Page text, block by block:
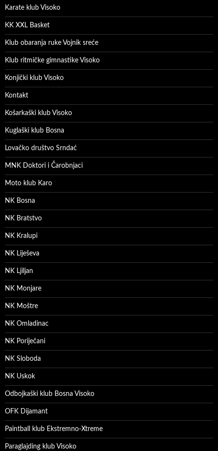
Karate klub Visoko
KK XXL Basket
Klub obaranja ruke Vojnik sreće
Klub ritmičke gimnastike Visoko
Konjički klub Visoko
Kontakt
Košarkaški klub Visoko
Kuglaški klub Bosna
Lovačko društvo Srndać
MNK Doktori i Čarobnjaci
Moto klub Karo
NK Bosna
NK Bratstvo
NK Kralupi
NK Liješeva
NK Ljiljan
NK Monjare
NK Moštre
NK Omladinac
NK Poriječani
NK Sloboda
NK Uskok
Odbojkaški klub Bosna Visoko
OFK Dijamant
Paintball klub Ekstremno-Xtreme
Paraglajding klub Visoko